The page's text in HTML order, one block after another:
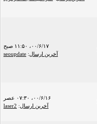
۰۰/۶/۱۷، ۱۱:۵۰ صبح
آخرین ارسال:
seoupdate
۰۰/۶/۱۶، ۰۷:۳۰ عصر
آخرین ارسال:
laser2